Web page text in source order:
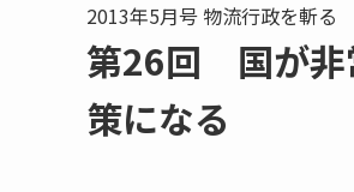
2013年5月号 物流行政を斬る
第26回 国が非
策になる